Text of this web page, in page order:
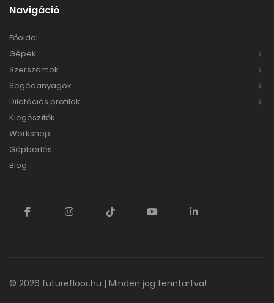
Navigáció
Főoldal
Gépek
Szerszámok
Segédanyagok
Dilatációs profilok
Kiegészítők
Workshop
Gépbérlés
Blog
© 2026 futurefloor.hu | Minden jog fenntartva!